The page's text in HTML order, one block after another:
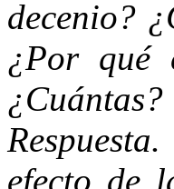
decenio?
¿Por qué
¿Cuántas?
efecto de